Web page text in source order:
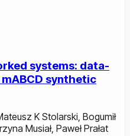
systems: data-
synthetic
K Stolarski Bogumił
Musiał, Paweł Prałat